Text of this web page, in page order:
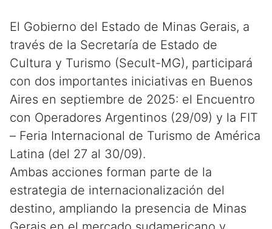
El Gobierno del Estado de Minas Gerais, a
través de la Secretaría de Estado de
Cultura y Turismo (Secult-MG), participará
con dos importantes iniciativas en Buenos
Aires en septiembre de 2025: el Encuentro
con Operadores Argentinos (29/09) y la FIT
– Feria Internacional de Turismo de América
Latina (del 27 al 30/09).
Ambas acciones forman parte de la
estrategia de internacionalización del
destino, ampliando la presencia de Minas